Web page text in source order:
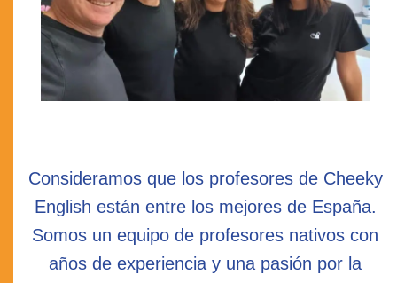
Consideramos que los profesores de Cheeky
English están entre los mejores de España.
Somos un equipo de profesores nativos con
años de experiencia y una pasión por la